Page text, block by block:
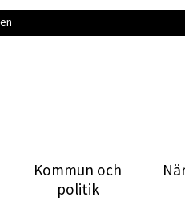
Kommun och
politik